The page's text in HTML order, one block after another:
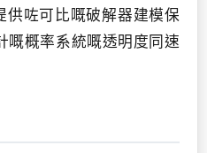
供咗可比嘅破解器建模保
嘅概率系統嘅透明度同速